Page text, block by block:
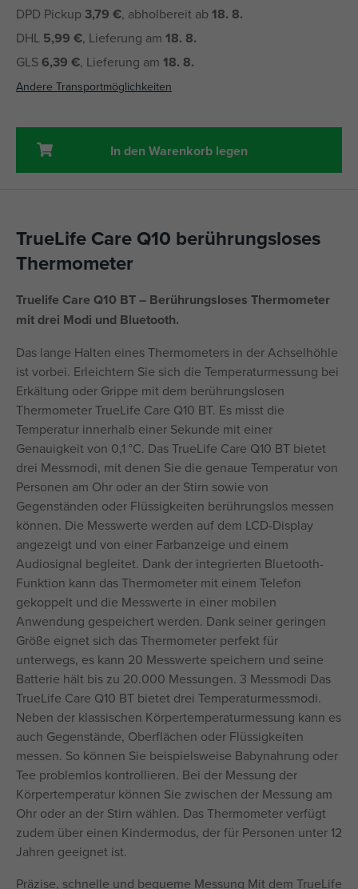
DPD Pickup 3,79 €, abholbereit ab 18. 8.
DHL 5,99 €, Lieferung am 18. 8.
GLS6,39 €, Lieferung am 18. 8.
Andere Transportmöglichkeiten
In den Warenkorb legen
TrueLife Care Q10 berührungsloses
Thermometer
Truelife Care Q10 BT – Berührungsloses Thermometer
mit drei Modi und Bluetooth.
Das lange Halten eines Thermometers in der Achselhöhle
ist vorbei. Erleichtern Sie sich die Temperaturmessung bei
Erkältung oder Grippe mit dem berührungslosen
Thermometer TrueLife Care Q10 BT. Es misst die
Temperatur innerhalb einer Sekunde mit einer
Genauigkeit von 0,1 °C. Das TrueLife Care Q10 BT bietet
drei Messmodi, mit denen Sie die genaue Temperatur von
Personen am Ohr oder an der Stirn sowie von
Gegenständen oder Flüssigkeiten berührungslos messen
können. Die Messwerte werden auf dem LCD-Display
angezeigt und von einer Farbanzeige und einem
Audiosignal begleitet. Dank der integrierten Bluetooth-
Funktion kann das Thermometer mit einem Telefon
gekoppelt und die Messwerte in einer mobilen
Anwendung gespeichert werden. Dank seiner geringen
Größe eignet sich das Thermometer perfekt für
unterwegs, es kann 20 Messwerte speichern und seine
Batterie hält bis zu 20.000 Messungen. 3 Messmodi Das
TrueLife Care Q10 BT bietet drei Temperaturmessmodi.
Neben der klassischen Körpertemperaturmessung kann es
auch Gegenstände, Oberflächen oder Flüssigkeiten
messen. So können Sie beispielsweise Babynahrung oder
Tee problemlos kontrollieren. Bei der Messung der
Körpertemperatur können Sie zwischen der Messung am
Ohr oder an der Stirn wählen. Das Thermometer verfügt
zudem über einen Kindermodus, der für Personen unter 12
Jahren geeignet ist.
Präzise, schnelle und bequeme Messung Mit dem TrueLife